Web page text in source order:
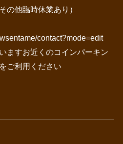
他臨時休業あり）
contact?mode=edit
ますお近くのコインパーキン
ご利用ください